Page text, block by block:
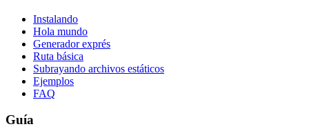
Instalando
Hola mundo
Generador exprés
Ruta básica
Subrayando archivos estáticos
Ejemplos
FAQ
Guía